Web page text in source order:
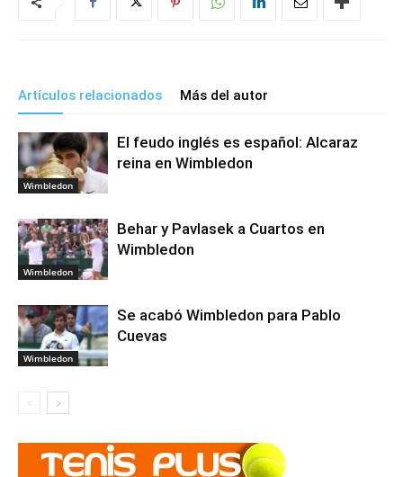
Artículos relacionados Más del autor
Wimbledon
El feudo inglés es español: Alcaraz
reina en Wimbledon
Wimbledon
Behar y Pavlasek a Cuartos en
Wimbledon
Wimbledon
Se acabó Wimbledon para Pablo
Cuevas